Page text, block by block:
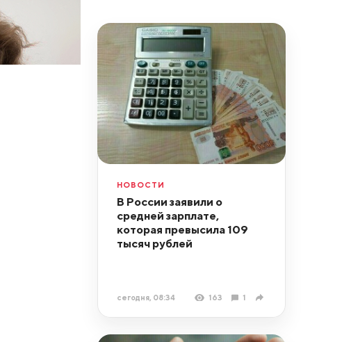
НОВОСТИ
В России заявили о
средней зарплате,
которая превысила 109
тысяч рублей
сегодня, 08:34 163 1